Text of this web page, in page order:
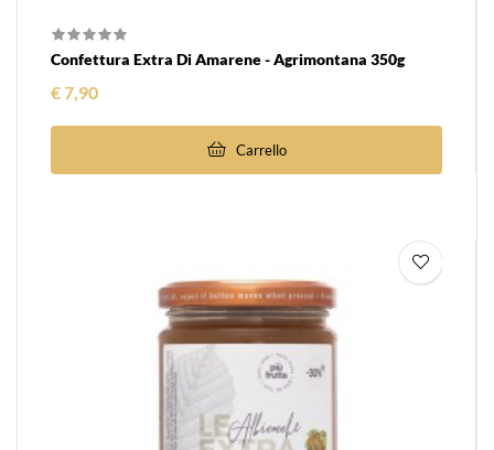
Confettura Extra Di Amarene - Agrimontana 350g
Prezzo
€ 7,90
Carrello